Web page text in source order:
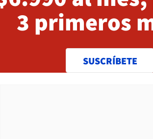
3 primeros
SUSCRÍBETE